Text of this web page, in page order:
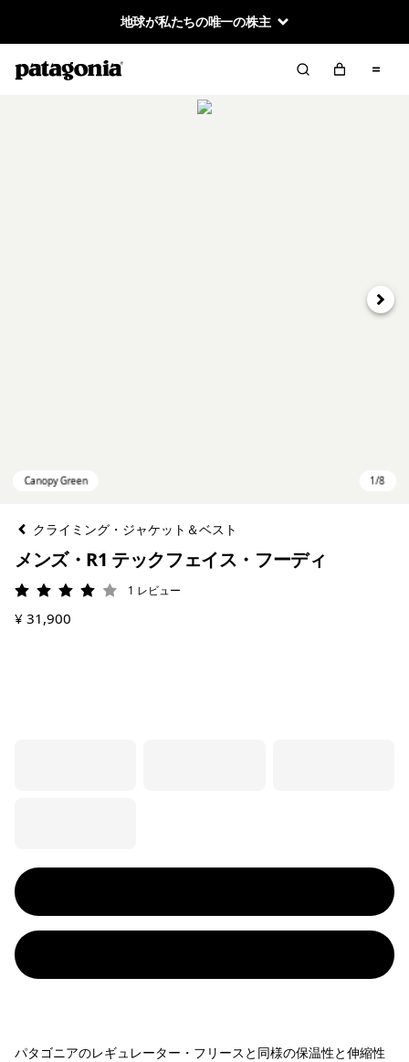
地球が私たちの唯一の株主
次へ
クライミング・ジャケット＆ベスト
メンズ・R1 テックフェイス・フーディ
評価: 4 / 5 1 レビュー
¥ 31,900
パタゴニアのレギュレーター・フリースと同様の保温性と伸縮性